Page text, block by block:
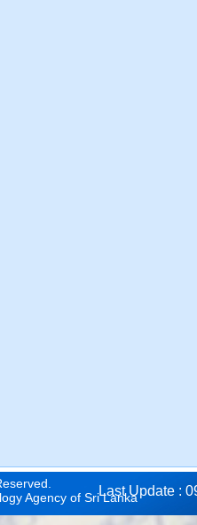
Last Update :
Agency of Sri Lanka